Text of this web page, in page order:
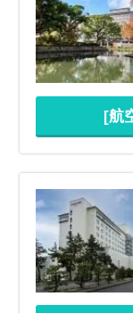
[航